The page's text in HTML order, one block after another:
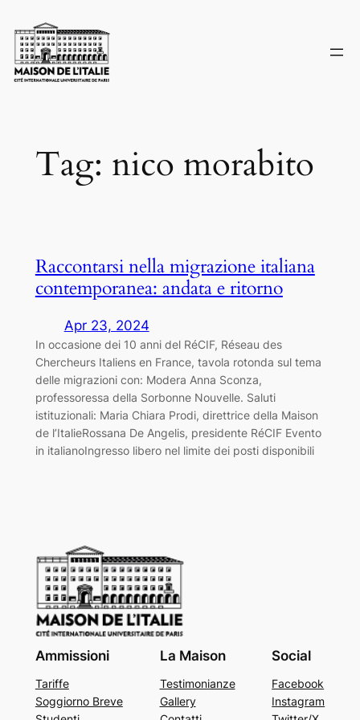
to
content
Tag: nico morabito
Raccontarsi nella migrazione italiana
contemporanea: andata e ritorno
Apr 23, 2024
In occasione dei 10 anni del RéCIF, Réseau des
Chercheurs Italiens en France, tavola rotonda sul tema
delle migrazioni con: Modera Anna Sconza,
professoressa della Sorbonne Nouvelle. Saluti
istituzionali: Maria Chiara Prodi, direttrice della Maison
de l’ItalieRossana De Angelis, presidente RéCIF Evento
in italianoIngresso libero nel limite dei posti disponibili
Ammissioni
Tariffe
Soggiorno Breve
La Maison
Testimonianze
Gallery
Social
Facebook
Instagram